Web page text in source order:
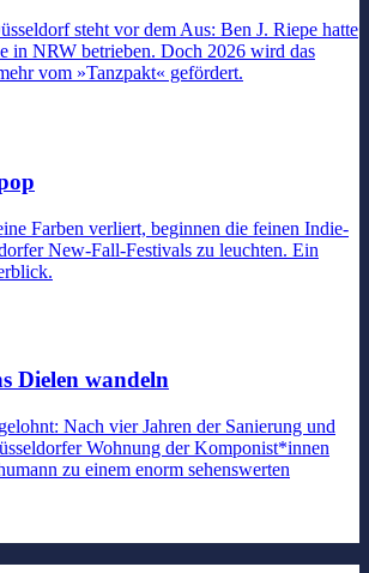
steht vor dem Aus: Ben J. Riepe hatte
in NRW betrieben. Doch 2026 wird das
vom »Tanzpakt« gefördert.
Farben verliert, beginnen die feinen Indie-
New-Fall-Festivals zu leuchten. Ein
Dielen wandeln
Nach vier Jahren der Sanierung und
Wohnung der Komponist*innen
zu einem enorm sehenswerten